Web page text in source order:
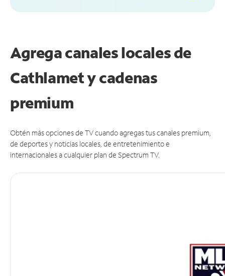
Agrega canales locales de
Cathlamet y cadenas
premium
Obtén más opciones de TV cuando agregas tus canales premium,
de deportes y noticias locales, de entretenimiento e
internacionales a cualquier plan de Spectrum TV.